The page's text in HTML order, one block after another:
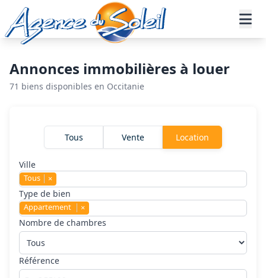
Aller au contenu principal
Accueil Annonces immobilières Location
Annonces immobilières à louer
71 biens disponibles en Occitanie
Tous Vente Location
Ville
Tous ×
Type de bien
Appartement ×
Nombre de chambres
Référence